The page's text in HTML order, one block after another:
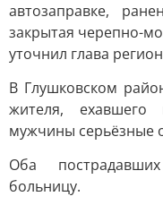
автозаправке,
закрытая черепно-
уточнил глава
В Глушковском
жителя, ехавшего
мужчины серьёзные
Оба
больницу.